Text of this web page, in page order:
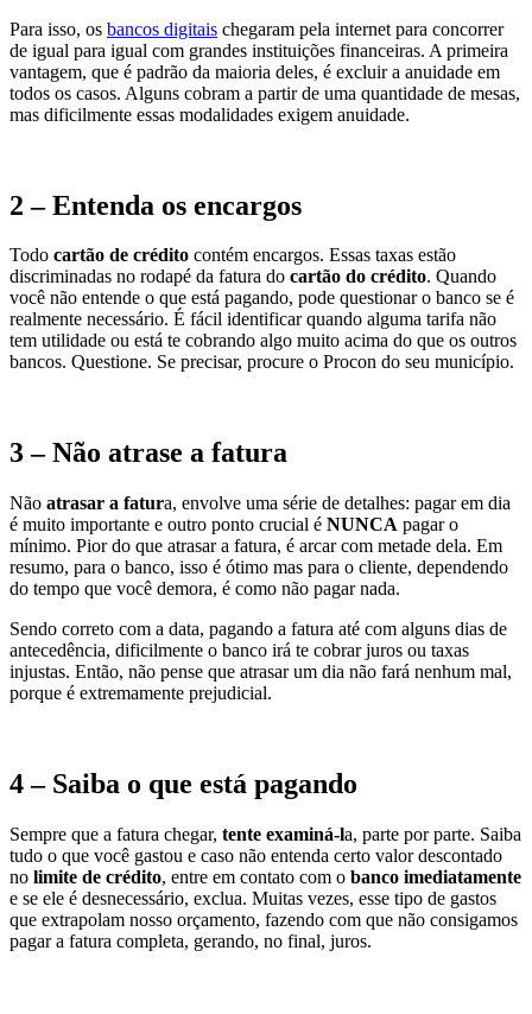
Para isso, os bancos digitais chegaram pela internet para concorrer
de igual para igual com grandes instituições financeiras. A primeira
vantagem, que é padrão da maioria deles, é excluir a anuidade em
todos os casos. Alguns cobram a partir de uma quantidade de mesas,
mas dificilmente essas modalidades exigem anuidade.
2 – Entenda os encargos
Todo cartão de crédito contém encargos. Essas taxas estão
discriminadas no rodapé da fatura do cartão do crédito. Quando
você não entende o que está pagando, pode questionar o banco se é
realmente necessário. É fácil identificar quando alguma tarifa não
tem utilidade ou está te cobrando algo muito acima do que os outros
bancos. Questione. Se precisar, procure o Procon do seu município.
3 – Não atrase a fatura
Não atrasar a fatura, envolve uma série de detalhes: pagar em dia
é muito importante e outro ponto crucial é NUNCA pagar o
mínimo. Pior do que atrasar a fatura, é arcar com metade dela. Em
resumo, para o banco, isso é ótimo mas para o cliente, dependendo
do tempo que você demora, é como não pagar nada.
Sendo correto com a data, pagando a fatura até com alguns dias de
antecedência, dificilmente o banco irá te cobrar juros ou taxas
injustas. Então, não pense que atrasar um dia não fará nenhum mal,
porque é extremamente prejudicial.
4 – Saiba o que está pagando
Sempre que a fatura chegar, tente examiná-la, parte por parte. Saiba
tudo o que você gastou e caso não entenda certo valor descontado
no limite de crédito, entre em contato com o banco imediatamente
e se ele é desnecessário, exclua. Muitas vezes, esse tipo de gastos
que extrapolam nosso orçamento, fazendo com que não consigamos
pagar a fatura completa, gerando, no final, juros.